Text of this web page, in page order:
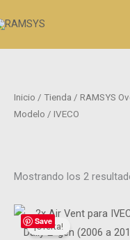
al
contenido
Inicio / Tienda / RAMSYS
Modelo / IVECO
Mostrando los 2
Save
¡Oferta!
El
precio
original
El
actual